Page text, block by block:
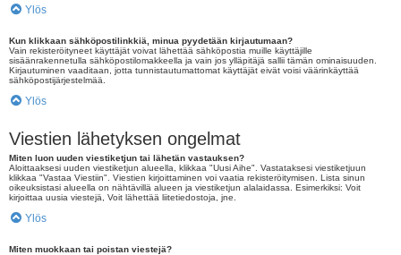
Ylös
Kun klikkaan sähköpostilinkkiä, minua pyydetään kirjautumaan?
Vain rekisteröityneet käyttäjät voivat lähettää sähköpostia muille käyttäjille
sisäänrakennetulla sähköpostilomakkeella ja vain jos ylläpitäjä sallii tämän ominaisuuden.
Kirjautuminen vaaditaan, jotta tunnistautumattomat käyttäjät eivät voisi väärinkäyttää
sähköpostijärjestelmää.
Ylös
Viestien lähetyksen ongelmat
Miten luon uuden viestiketjun tai lähetän vastauksen?
Aloittaaksesi uuden viestiketjun alueella, klikkaa "Uusi Aihe". Vastataksesi viestiketjuun
klikkaa "Vastaa Viestiin". Viestien kirjoittaminen voi vaatia rekisteröitymisen. Lista sinun
oikeuksistasi alueella on nähtävillä alueen ja viestiketjun alalaidassa. Esimerkiksi: Voit
kirjoittaa uusia viestejä, Voit lähettää liitetiedostoja, jne.
Ylös
Miten muokkaan tai poistan viestejä?